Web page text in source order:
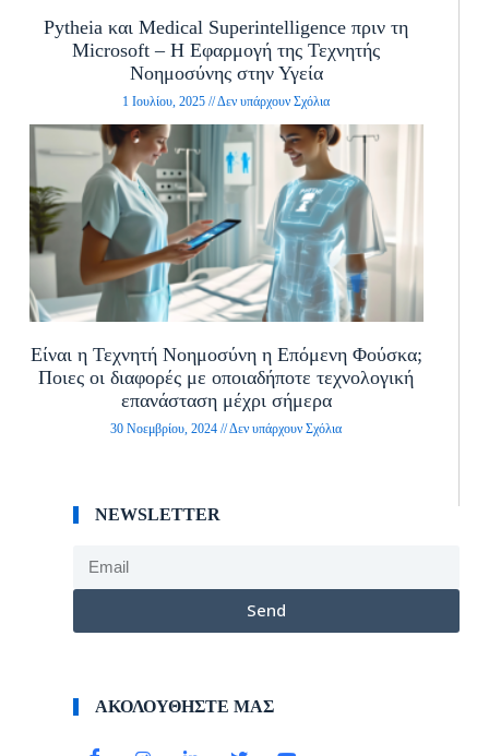
Pytheia και Medical Superintelligence πριν τη
Microsoft – Η Εφαρμογή της Τεχνητής
Νοημοσύνης στην Υγεία
1 Ιουλίου, 2025 Δεν υπάρχουν Σχόλια
Είναι η Τεχνητή Νοημοσύνη η Επόμενη Φούσκα;
Ποιες οι διαφορές με οποιαδήποτε τεχνολογική
επανάσταση μέχρι σήμερα
30 Νοεμβρίου, 2024 Δεν υπάρχουν Σχόλια
NEWSLETTER
Send
ΑΚΟΛΟΥΘΗΣΤΕ ΜΑΣ